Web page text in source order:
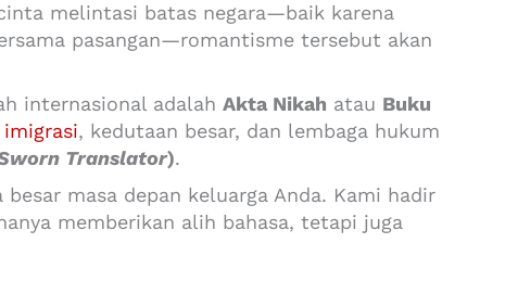
melintasi batas negara—baik karena
pasangan—romantisme tersebut akan
internasional adalah Akta Nikah atau Buku
imigrasi, kedutaan besar, dan lembaga hukum
Translator).
masa depan keluarga Anda. Kami hadir
memberikan alih bahasa, tetapi juga